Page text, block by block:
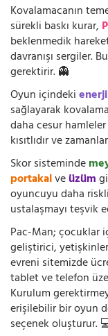
Kovalamacanın
sürekli baskı kurar,
beklenmedik
davranışı sergiler.
gerektirir. 👻
Oyun içindeki
sağlayarak
daha cesur
kısıtlıdır ve
Skor sisteminde
portakalveüzüm
oyuncuyu daha
ustalaşmayı teşvik
Pac-Man; çocuklar
geliştirici,
evreni sitemizde
tablet ve telefon
Kurulum
erişilebilir bir oyun
seçenek oluşturur.